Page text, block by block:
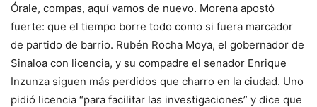
Órale, compas, aquí vamos de nuevo. Morena apostó
fuerte: que el tiempo borre todo como si fuera marcador
de partido de barrio. Rubén Rocha Moya, el gobernador de
Sinaloa con licencia, y su compadre el senador Enrique
Inzunza siguen más perdidos que charro en la ciudad. Uno
pidió licencia “para facilitar las investigaciones” y dice que